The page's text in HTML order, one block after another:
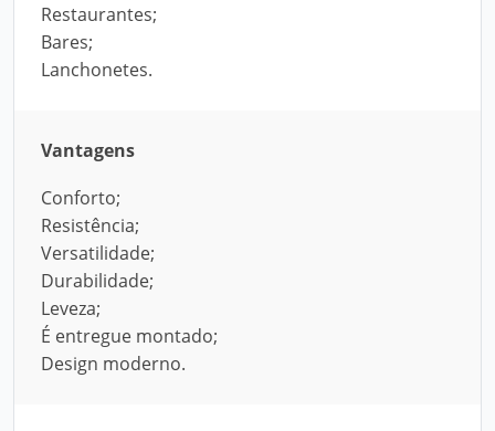
Restaurantes;
Bares;
Lanchonetes.
Vantagens
Conforto;
Resistência;
Versatilidade;
Durabilidade;
Leveza;
É entregue montado;
Design moderno.